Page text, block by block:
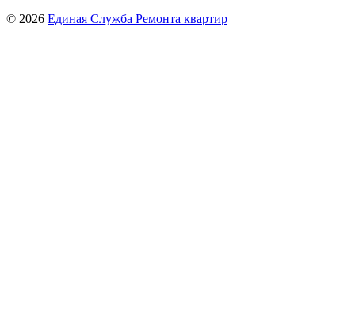
© 2026 Единая Служба Ремонта квартир